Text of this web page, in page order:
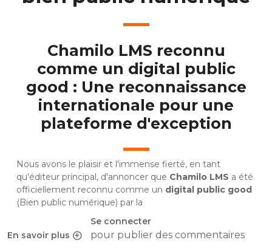
En savoir plus
sur Chamilo LMS reconnu bien public numérique
Se connecter
pour publier des commentaires
Chamilo LMS reconnu
comme un digital public
good : Une reconnaissance
internationale pour une
plateforme d'exception
Nous avons le plaisir et l'immense fierté, en tant
qu'éditeur principal, d'annoncer que Chamilo LMS a été
officiellement reconnu comme un digital public good
(Bien public numérique) par la